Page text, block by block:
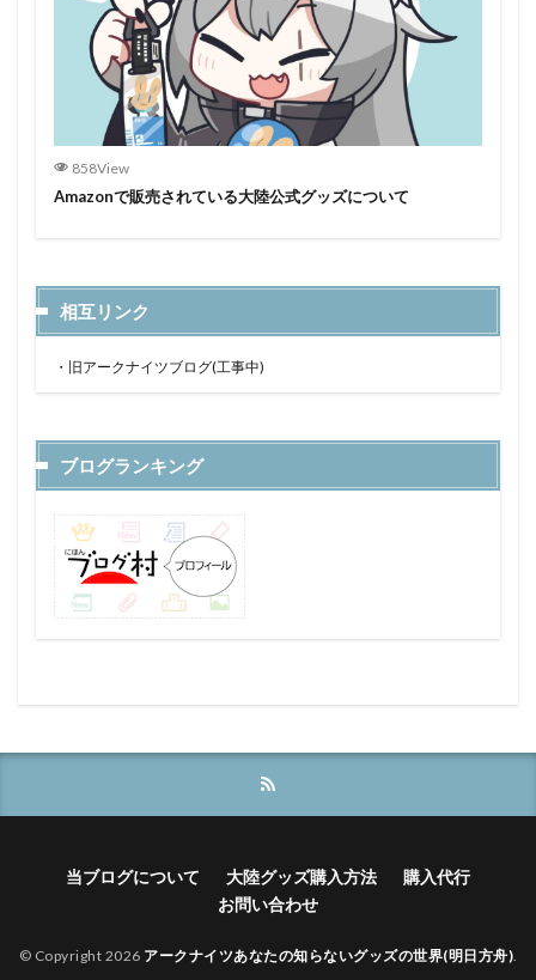
858View
Amazonで販売されている大陸公式グッズについて
相互リンク
・ 旧アークナイツブログ(工事中)
ブログランキング
当ブログについて 大陸グッズ購入方法
購入代行
お問い合わせ
© Copyright 2026 アークナイツあなたの知らないグッズの世界(明日方舟)